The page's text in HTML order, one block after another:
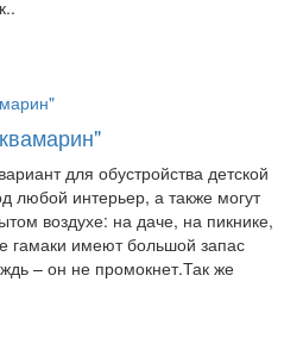
для обустройства детской
любой интерьер, а также могут
воздухе: на даче, на пикнике,
гамаки имеют большой запас
– он не промокнет.Так же